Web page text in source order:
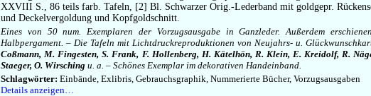
XXVIII S., 86 teils farb. Tafeln, [2] Bl. Schwarzer Orig.-Lederband mit goldgepr.
und Deckelvergoldung und Kopfgoldschnitt.
Eines von 50 num. Exemplaren der Vorzugsausgabe in Ganzleder. Außerdem
Halbpergament. – Die Tafeln mit Lichtdruckreproduktionen von Neujahrs- u.
Coßmann, M. Fingesten, S. Frank, F. Hollenberg, H. Kätelhön, R. Klein, E. Kreidolf, R.
Staeger, O. Wirsching u. a. – Schönes Exemplar im dekorativen Handeinband.
Schlagwörter: Einbände, Exlibris, Gebrauchsgraphik, Nummerierte Bücher, Vorzugsausgaben
Details anzeigen…